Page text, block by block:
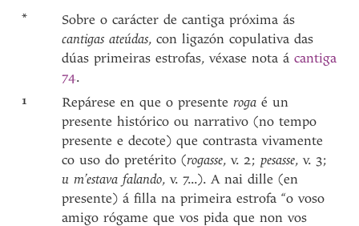
*
Sobre o carácter de cantiga próxima ás
cantigas ateúdas, con ligazón copulativa das
dúas primeiras estrofas, véxase nota ácantiga
74.
1 Repárese en que o presenterogaé un
presente histórico ou narrativo (no tempo
presente e decote) que contrasta vivamente
co uso do pretérito (rogasse, v. 2;pesasse, v. 3;
u m’estava falando, v. 7...). A nai dille (en
presente) á filla na primeira estrofa “o voso
amigo rógame que vos pida que non vos